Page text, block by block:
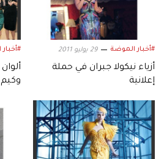
#أخبار الموضة 29 يوليو 2011
أزياء نيكولا جبران في حملة
إعلانية
وكيم